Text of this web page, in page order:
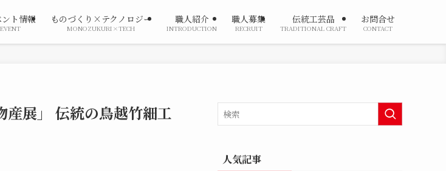
ト情報
EVENT
ものづくり×テクノロジー
MONOZUKURI×TECH
職人紹介
INTRODUCTION
職人募集
RECRUIT
伝統工芸品
TRADITIONAL CRAFT
お問合せ
CONTACT
展」 伝統の鳥越竹細工
人気記事